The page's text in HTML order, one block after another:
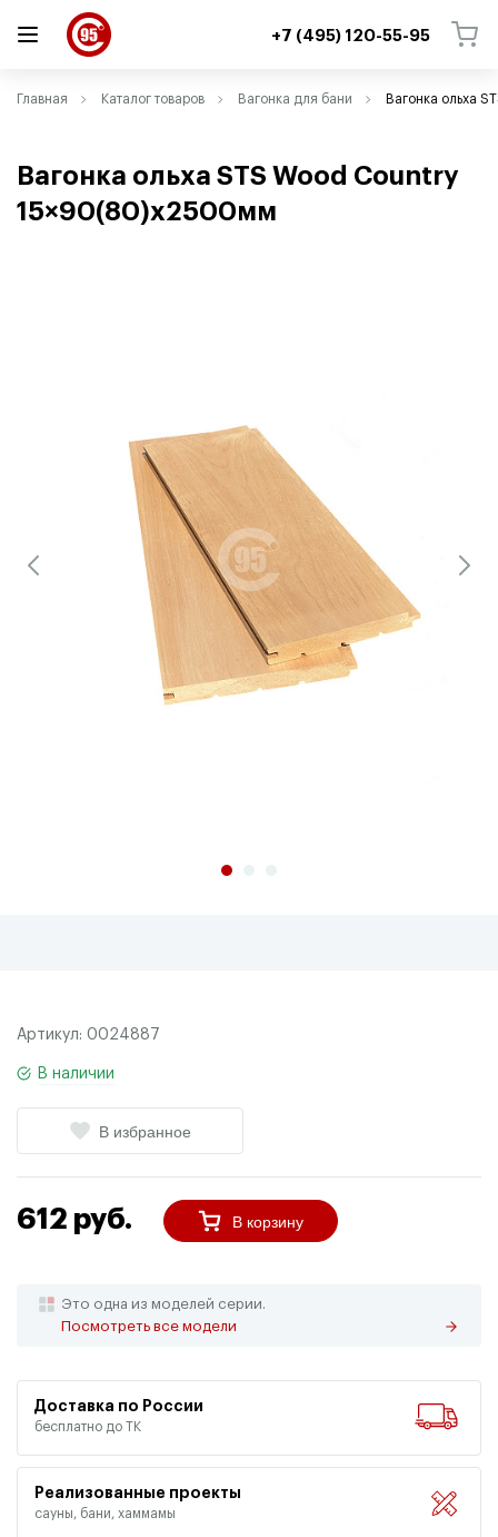
+7 (495) 120-55-95
Главная Каталог товаров Вагонка для бани Вагонка ольха
Вагонка ольха STS Wood Country
15×90(80)х2500мм
Артикул: 0024887
В наличии
В избранное
612 руб. В корзину
Это одна из моделей серии.
Посмотреть все модели
Доставка по России
бесплатно до ТК
Реализованные проекты
сауны, бани, хаммамы
ВЕРНУТЬСЯ
ВЕРНУТЬСЯ